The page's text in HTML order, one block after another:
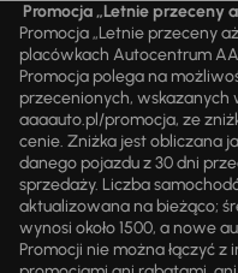
Promocja „Letnie przeceny
Promocja „Letnie przeceny
placówkach Autocentrum
Promocja polega na
przecenionych,
aaaauto.pl/promocja, ze
cenie. Zniżka jest obliczana
danego pojazdu z 30 dni
sprzedaży. Liczba
aktualizowana na bieżąco;
wynosi około 1500, a nowe
Promocji nie można łączyć